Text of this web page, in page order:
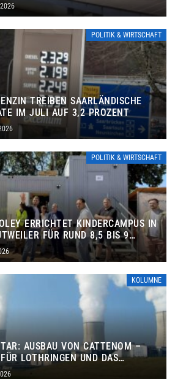
POLITIK & WIRTSCHAFT
TREIBEN SAARLÄNDISCHE
IM JULI AUF 3,2 PROZENT
POLITIK & WIRTSCHAFT
ERRICHTET KINDERCAMPUS IN
FÜR RUND 8,5 BIS 9
KOLUMNE
AUSBAU VON CATTENOM –
LOTHRINGEN UND DAS